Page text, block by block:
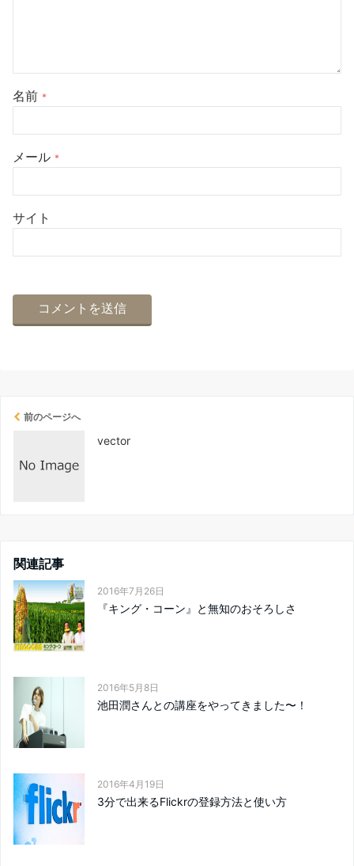
名前 *
メール *
サイト
前のページへ
vector
関連記事
2016年7月26日
『キング・コーン』と無知のおそろしさ
2016年5月8日
池田潤さんとの講座をやってきました〜！
2016年4月19日
3分で出来るFlickrの登録方法と使い方